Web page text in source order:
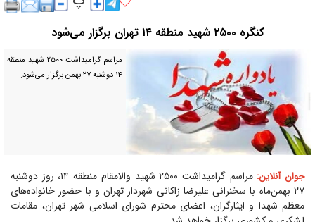
کنگره ۲۵۰۰ شهید منطقه ۱۴ تهران برگزار می‌شود
مراسم گرامیداشت ۲۵۰۰ شهید منطقه
۱۴ دوشنبه ۲۷ بهمن برگزار می‌شود.
جوان آنلاین:
مراسم گرامیداشت ۲۵۰۰ شهید والامقام منطقه ۱۴، روز دوشنبه
۲۷ بهمن‌ماه با سخنرانی علیرضا زاکانی شهردار تهران و با حضور خانواده‌های
معظم شهدا و ایثارگران، اعضای محترم شورای اسلامی شهر تهران، مقامات